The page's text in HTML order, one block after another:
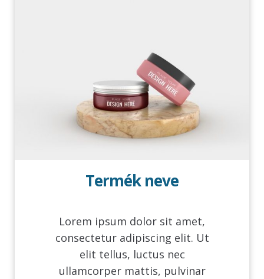
Termék neve
Lorem ipsum dolor sit amet,
consectetur adipiscing elit. Ut
elit tellus, luctus nec
ullamcorper mattis, pulvinar